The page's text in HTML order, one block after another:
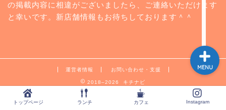
の掲載内容に相違がございましたら、ご連絡いただけます
と幸いです。新店舗情報もお待ちしております＾＾
運営者情報 お問い合わせ・支援
2018–2026 キチナビ
トップページ ランチ カフェ Instagram
MENU
Instagram